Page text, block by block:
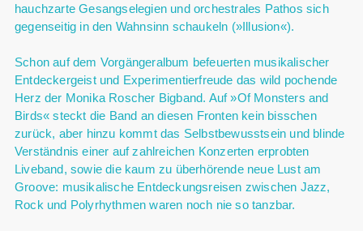
hauchzarte Gesangselegien und orchestrales Pathos sich
gegenseitig in den Wahnsinn schaukeln (»Illusion«).
Schon auf dem Vorgängeralbum befeuerten musikalischer
Entdeckergeist und Experimentierfreude das wild pochende
Herz der Monika Roscher Bigband. Auf »Of Monsters and
Birds« steckt die Band an diesen Fronten kein bisschen
zurück, aber hinzu kommt das Selbstbewusstsein und blinde
Verständnis einer auf zahlreichen Konzerten erprobten
Liveband, sowie die kaum zu überhörende neue Lust am
Groove: musikalische Entdeckungsreisen zwischen Jazz,
Rock und Polyrhythmen waren noch nie so tanzbar.